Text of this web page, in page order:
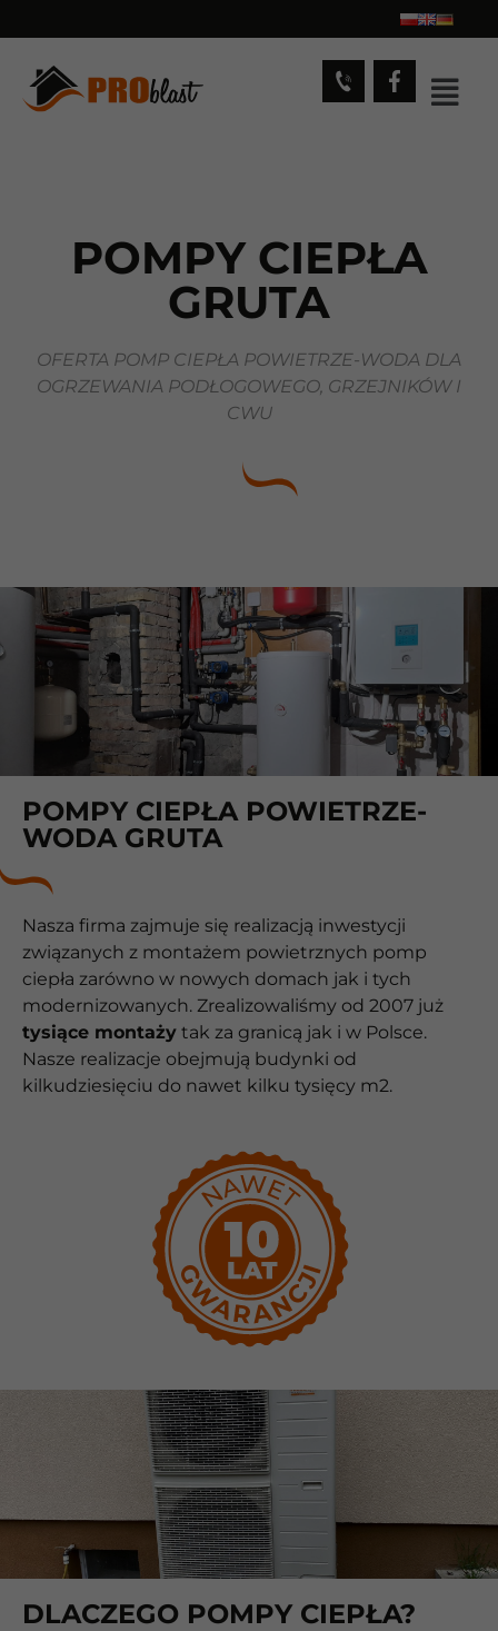
POMPY CIEPŁA
GRUTA
OFERTA POMP CIEPŁA POWIETRZE-WODA DLA
OGRZEWANIA PODŁOGOWEGO, GRZEJNIKÓW I
CWU
POMPY CIEPŁA POWIETRZE-
WODA GRUTA
Nasza firma zajmuje się realizacją inwestycji
związanych z montażem powietrznych pomp
ciepła zarówno w nowych domach jak i tych
modernizowanych. Zrealizowaliśmy od 2007 już
tysiące montaży tak za granicą jak i w Polsce.
Nasze realizacje obejmują budynki od
kilkudziesięciu do nawet kilku tysięcy m2.
DLACZEGO POMPY CIEPŁA?